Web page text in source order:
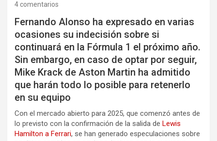
4 comentarios
Fernando Alonso ha expresado en varias
ocasiones su indecisión sobre si
continuará en la Fórmula 1 el próximo año.
Sin embargo, en caso de optar por seguir,
Mike Krack de Aston Martin ha admitido
que harán todo lo posible para retenerlo
en su equipo
Con el mercado abierto para 2025, que comenzó antes de
lo previsto con la confirmación de la salida de Lewis
Hamilton a Ferrari, se han generado especulaciones sobre